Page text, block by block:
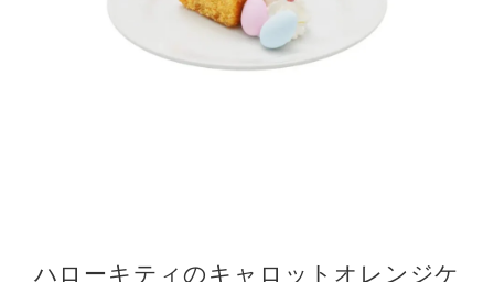
ハローキティのキャロットオレンジケ